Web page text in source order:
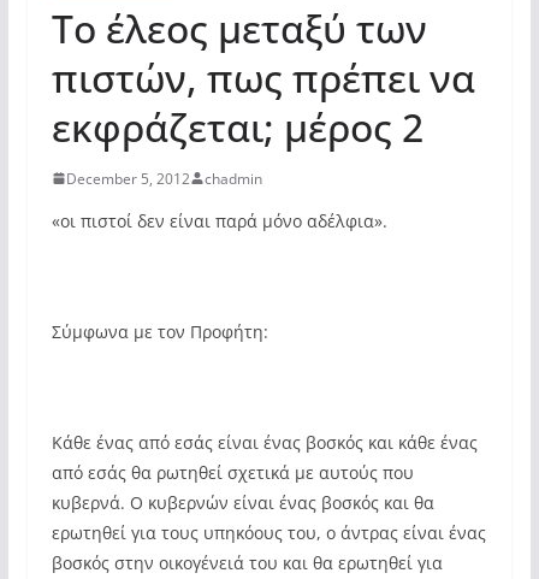
Το έλεος μεταξύ των
πιστών, πως πρέπει να
εκφράζεται; μέρος 2
December 5, 2012 chadmin
«οι πιστοί δεν είναι παρά μόνο αδέλφια».
Σύμφωνα με τον Προφήτη:
Κάθε ένας από εσάς είναι ένας βοσκός και κάθε ένας
από εσάς θα ρωτηθεί σχετικά με αυτούς που
κυβερνά. Ο κυβερνών είναι ένας βοσκός και θα
ερωτηθεί για τους υπηκόους του, ο άντρας είναι ένας
βοσκός στην οικογένειά του και θα ερωτηθεί για